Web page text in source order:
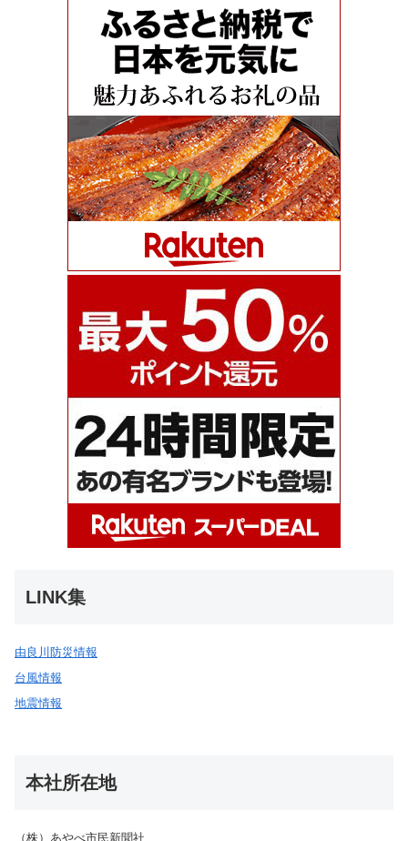
LINK集
由良川防災情報
台風情報
地震情報
本社所在地
（株）あやべ市民新聞社